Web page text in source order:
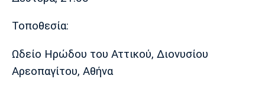
Τοποθεσία:
Ωδείο Ηρώδου του Αττικού, Διονυσίου
Αρεοπαγίτου, Αθήνα